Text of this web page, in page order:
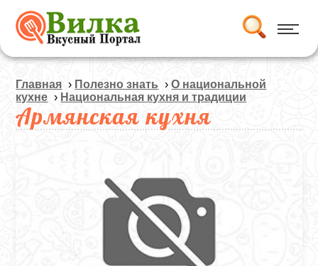
Главная › Полезно знать ›О национальной
кухне › Национальная кухня и традиции
Армянская кухня